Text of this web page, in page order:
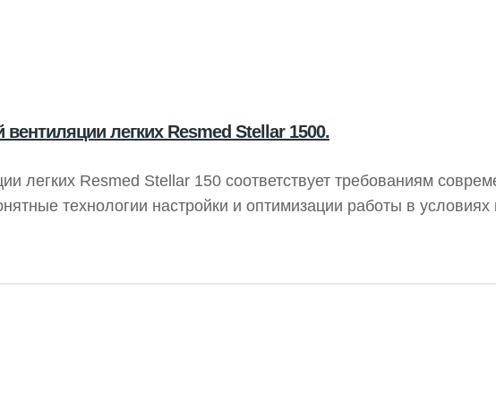
легких Resmed Stellar 1500.
легких Resmed Stellar 150 соответствует требованиям
технологии настройки и оптимизации работы в условиях
вентиляцию для разнообразных пациентов,
им оставаться мобильными.